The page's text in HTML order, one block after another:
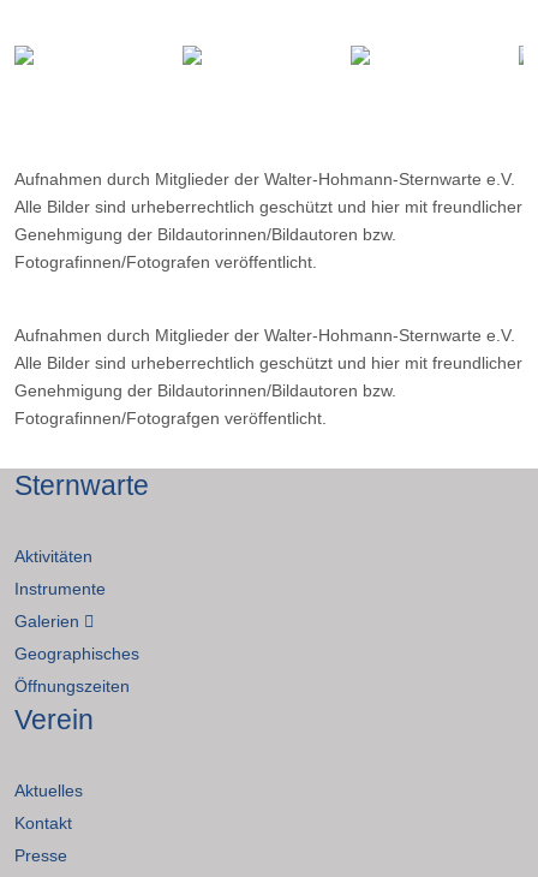
Aufnahmen durch Mitglieder der Walter-Hohmann-Sternwarte e.V.
Alle Bilder sind urheberrechtlich geschützt und hier mit freundlicher
Genehmigung der Bildautorinnen/Bildautoren bzw.
Fotografinnen/Fotografen veröffentlicht.
Aufnahmen durch Mitglieder der Walter-Hohmann-Sternwarte e.V.
Alle Bilder sind urheberrechtlich geschützt und hier mit freundlicher
Genehmigung der Bildautorinnen/Bildautoren bzw.
Fotografinnen/Fotografgen veröffentlicht.
Sternwarte
Aktivitäten
Instrumente
Galerien
Geographisches
Öffnungszeiten
Verein
Aktuelles
Kontakt
Presse